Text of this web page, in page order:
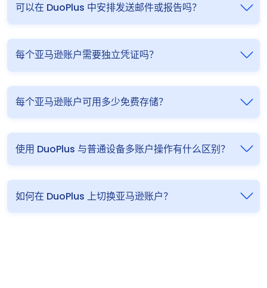
可以在 DuoPlus 中安排发送邮件或报告吗？
每个亚马逊账户需要独立凭证吗？
每个亚马逊账户可用多少免费存储？
使用 DuoPlus 与普通设备多账户操作有什么区别？
如何在 DuoPlus 上切换亚马逊账户？